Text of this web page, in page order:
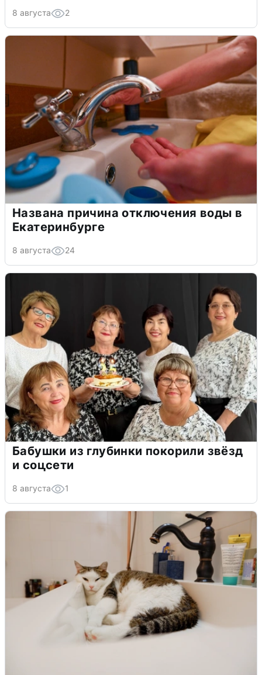
8 августа 2
Названа причина отключения воды в
Екатеринбурге
8 августа 24
Бабушки из глубинки покорили звёзд
и соцсети
8 августа 1